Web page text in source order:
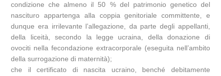
condizione che almeno il 50 % del patrimonio genetico del
nascituro appartenga alla coppia genitoriale committente, e
dunque era irrilevante l’allegazione, da parte degli appellanti,
della liceità, secondo la legge ucraina, della donazione di
ovociti nella fecondazione extracorporale (eseguita nell’ambito
della surrogazione di maternità);
che il certificato di nascita ucraino, benché debitamente